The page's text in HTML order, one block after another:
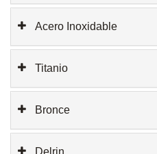
Acero Inoxidable
Titanio
Bronce
Delrin